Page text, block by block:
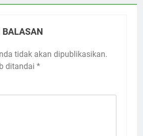
tidak akan dipublikasikan.
ditandai *